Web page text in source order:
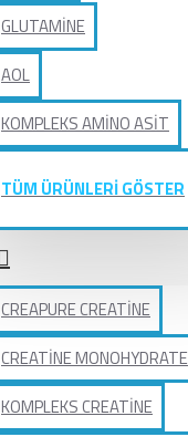
GLUTAMİNE
AOL
KOMPLEKS AMİNO ASİT
TÜM ÜRÜNLERİ GÖSTER
CREAPURE CREATİNE
CREATİNE MONOHYDRATE
KOMPLEKS CREATİNE